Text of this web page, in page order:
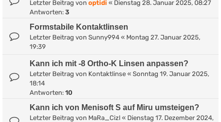
Letzter Beitrag von optidi « Dienstag 28. Januar 2025, 08:27
Antworten: 3
Formstabile Kontaktlinsen
Letzter Beitrag von Sunny994 « Montag 27. Januar 2025,
19:39
Kann ich mit -8 Ortho-K Linsen anpassen?
Letzter Beitrag von Kontaktlinse « Sonntag 19. Januar 2025,
18:14
Antworten: 10
Kann ich von Menisoft S auf Miru umsteigen?
Letzter Beitrag von MaRa_Cizl « Dienstag 17. Dezember 2024,